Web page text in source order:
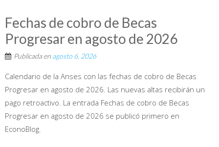
Fechas de cobro de Becas
Progresar en agosto de 2026
Publicada en agosto 6, 2026
Calendario de la Anses con las fechas de cobro de Becas
Progresar en agosto de 2026. Las nuevas altas recibirán un
pago retroactivo. La entrada Fechas de cobro de Becas
Progresar en agosto de 2026 se publicó primero en
EconoBlog.